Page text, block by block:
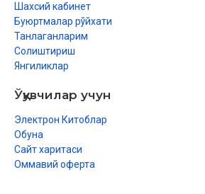
Шахсий кабинет
Буюртмалар рўйхати
Танлаганларим
Солиштириш
Янгиликлар
Ўқувчилар учун
Электрон Китоблар
Обуна
Сайт харитаси
Оммавий оферта